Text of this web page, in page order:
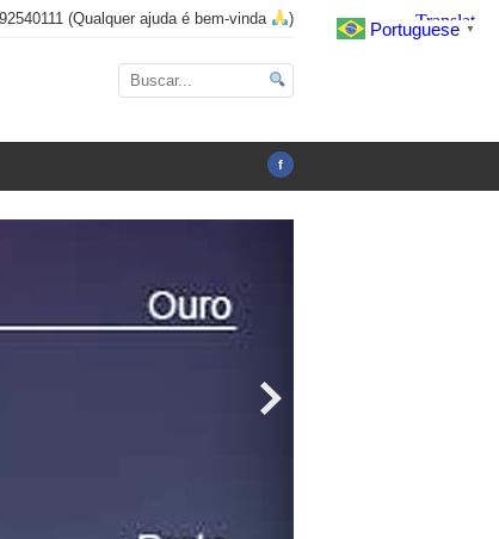
(Qualquer ajuda é bem-vinda )
f
Portuguese ▼